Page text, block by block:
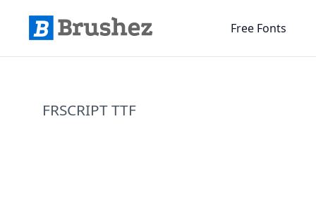
Free Fonts
FRSCRIPT TTF